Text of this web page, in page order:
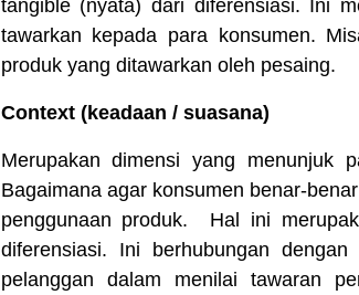
tangible (nyata) dari diferensiasi. Ini
tawarkan kepada para konsumen.
produk yang ditawarkan oleh pesaing.
Context (keadaan / suasana)
Merupakan dimensi yang menunjuk
Bagaimana agar konsumen benar-
penggunaan produk. Hal ini
diferensiasi. Ini berhubungan
pelanggan dalam menilai tawaran